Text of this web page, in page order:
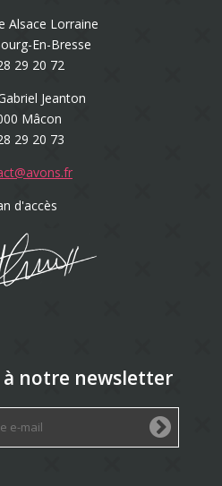
Alsace Lorraine
En-Bresse
29 20 72
Jeanton
Mâcon
29 20 73
d'accès
à notre newsletter